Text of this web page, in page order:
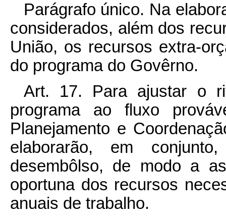
Parágrafo único. Na
considerados, além dos
União, os recursos extra-
do programa do Govêrno.
Art. 17. Para ajustar o
programa ao fluxo
Planejamento e
elaborarão, em
desembôlso, de modo a
oportuna dos recursos
anuais de trabalho.